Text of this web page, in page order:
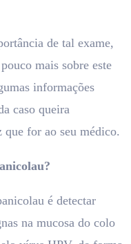
de tal exame,
mais sobre este
informações
caso queira
for ao seu médico.
é detectar
na mucosa do colo